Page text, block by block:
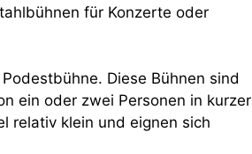
für Konzerte oder
Diese Bühnen sind
ein oder zwei Personen in kurzer
relativ klein und eignen sich